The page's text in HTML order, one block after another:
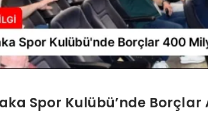
Spor Kulübü’nde